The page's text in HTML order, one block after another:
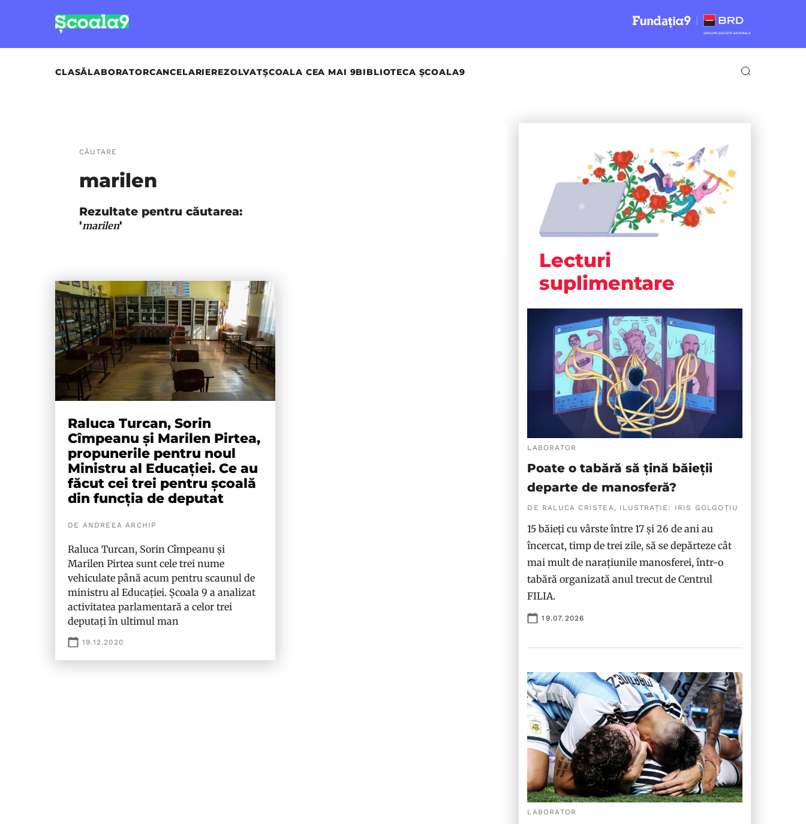
CLASĂLABORATORCANCELARIEREZOLVATȘCOALA CEA MAI 9BIBLIOTECA ȘCOALA9
CĂUTARE
marilen
Rezultate pentru căutarea:
'marilen'
Raluca Turcan, Sorin
Cîmpeanu și Marilen Pirtea,
propunerile pentru noul
Ministru al Educației. Ce au
făcut cei trei pentru școală
din funcția de deputat
DE ANDREEA ARCHIP
Raluca Turcan, Sorin Cîmpeanu și
Marilen Pirtea sunt cele trei nume
vehiculate până acum pentru scaunul de
ministru al Educației. Școala 9 a analizat
activitatea parlamentară a celor trei
deputați în ultimul man
19.12.2020
Lecturi
suplimentare
LABORATOR
Poate o tabără să țină băieții
departe de manosferă?
DE RALUCA CRISTEA, ILUSTRAȚIE: IRIS GOLGOȚIU
15 băieți cu vârste între 17 și 26 de ani au
încercat, timp de trei zile, să se depărteze cât
mai mult de narațiunile manosferei, într-o
tabără organizată anul trecut de Centrul
FILIA.
19.07.2026
LABORATOR